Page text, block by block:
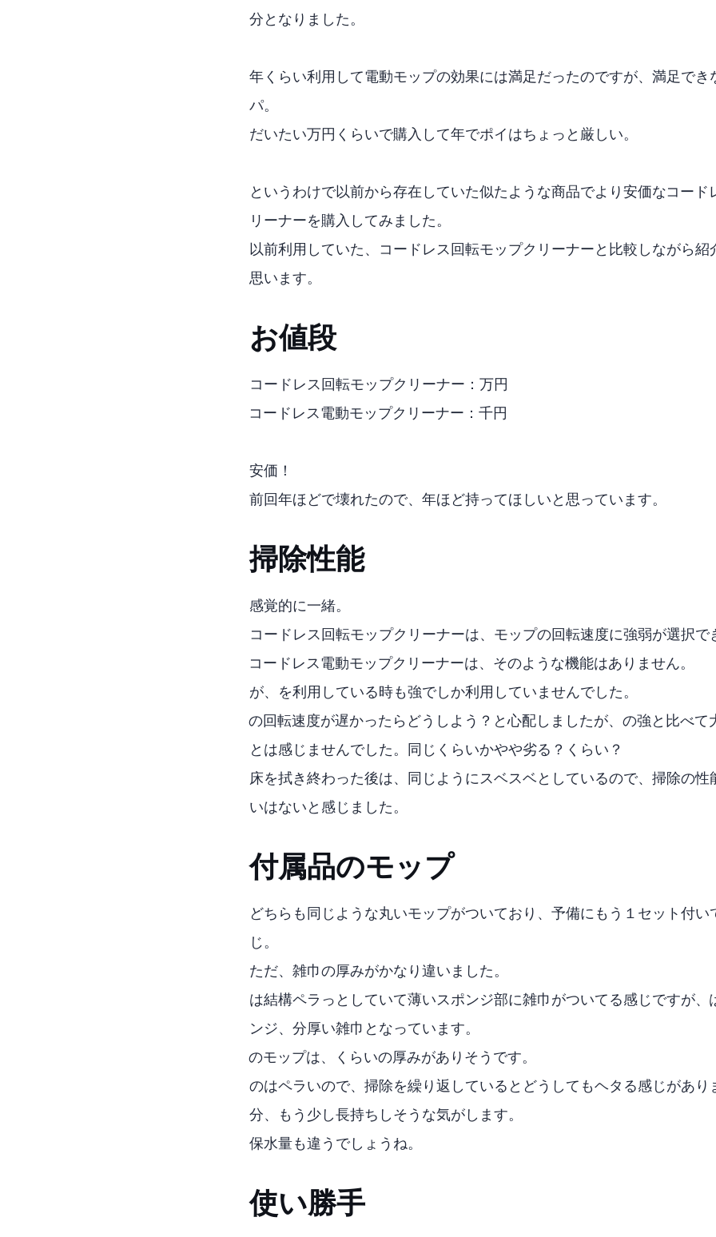
分となりました。
2年くらい利用して電動モップの効果には満足だったのですが、満足でき
パ。
だいたい1万円くらいで購入して2年でポイはちょっと厳しい。
というわけで以前から存在していた似たような商品でより安価なGOBOT コー
リーナーを購入してみました。
以前利用していた、CCP コードレス回転モップクリーナーNeo+と比較しながら
思います。
お値段
CCP コードレス回転モップクリーナーNeo+：1万円
GOBOT コードレス電動モップクリーナー：5千円
安価！
前回2年ほどで壊れたので、2年ほど持ってほしいと思っています。
掃除性能
感覚的に一緒。
CCP コードレス回転モップクリーナーNeo+は、モップの回転速度に強弱が選択で
GOBOT コードレス電動モップクリーナーは、そのような機能はありません。
が、CCPを利用している時も強でしか利用していませんでした。
GOBOTの回転速度が遅かったらどうしよう？と心配しましたが、CCPの強と比べ
とは感じませんでした。同じくらいかやや劣る？くらい？
床を拭き終わった後は、同じようにスベスベとしているので、掃除の性
いはないと感じました。
付属品のモップ
どちらも同じような丸いモップがついており、予備にもう１セット付い
じ。
ただ、雑巾の厚みがかなり違いました。
CCPは結構ペラっとしていて薄いスポンジ部に雑巾がついてる感じですが、
ンジ、分厚い雑巾となっています。
GOBOTのモップは、1cmくらいの厚みがありそうです。
CCPのはペラいので、掃除を繰り返しているとどうしてもヘタる感じがありまし
分、もう少し長持ちしそうな気がします。
保水量も違うでしょうね。
使い勝手